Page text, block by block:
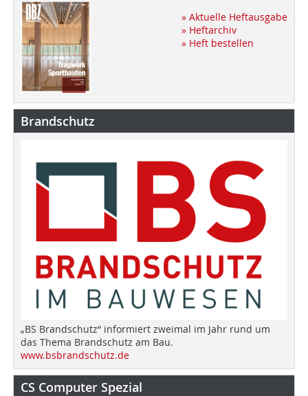
» Aktuelle Heftausgabe
» Heftarchiv
» Heft bestellen
Brandschutz
„BS Brandschutz“ informiert zweimal im Jahr rund um
das Thema Brandschutz am Bau.
www.bsbrandschutz.de
CS Computer Spezial